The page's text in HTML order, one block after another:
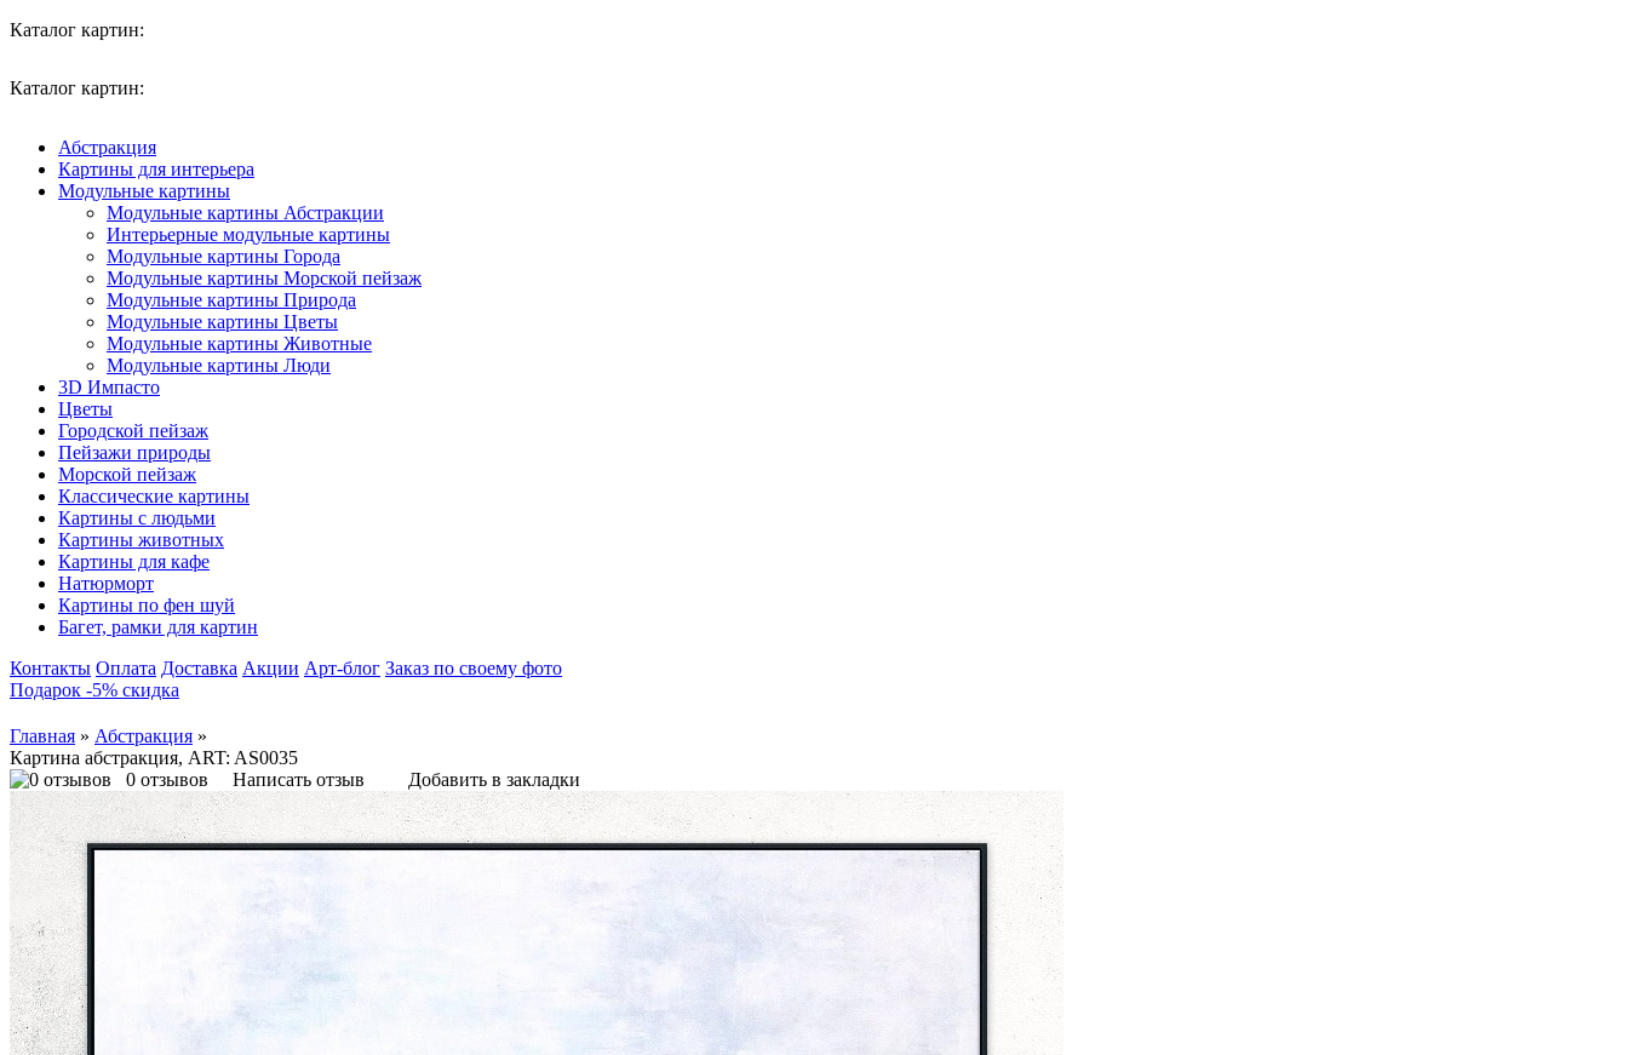
Каталог картин:
Каталог картин:
Абстракция
Картины для интерьера
Модульные картины
Модульные картины Абстракции
Интерьерные модульные картины
Модульные картины Города
Модульные картины Морской пейзаж
Модульные картины Природа
Модульные картины Цветы
Модульные картины Животные
Модульные картины Люди
3D Импасто
Цветы
Городской пейзаж
Пейзажи природы
Морской пейзаж
Классические картины
Картины с людьми
Картины животных
Картины для кафе
Натюрморт
Картины по фен шуй
Багет, рамки для картин
Контакты Оплата Доставка Акции Арт-блог Заказ по своему фото
Подарок -5% скидка
Главная » Абстракция »
Картина абстракция, ART: AS0035
0 отзывов
Написать отзыв Добавить в закладки